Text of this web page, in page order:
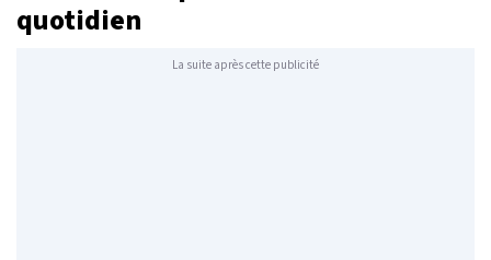
quotidien
La suite après cette publicité